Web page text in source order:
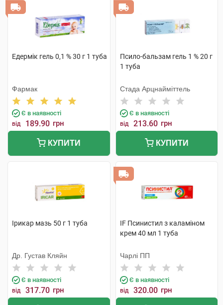
Едермік гель 0,1 % 30 г 1 туба
Фармак
Є в наявності
від 189.90 грн
КУПИТИ
Псило-бальзам гель 1 % 20 г
1 туба
Стада Арцнайміттель
Є в наявності
від 213.60 грн
КУПИТИ
Ірикар мазь 50 г 1 туба
Др. Густав Кляйн
Є в наявності
від 317.70 грн
IF Псинистил з каламіном
крем 40 мл 1 туба
Чарлі ПП
Є в наявності
від 320.00 грн